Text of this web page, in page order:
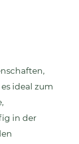
ideal zum
in der